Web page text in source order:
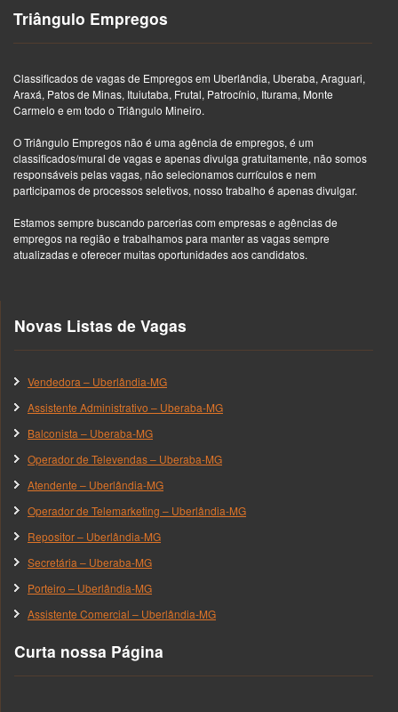
Triângulo Empregos
Classificados de vagas de Empregos em Uberlândia, Uberaba, Araguari,
Araxá, Patos de Minas, Ituiutaba, Frutal, Patrocínio, Iturama, Monte
Carmelo e em todo o Triângulo Mineiro.
O Triângulo Empregos não é uma agência de empregos, é um
classificados/mural de vagas e apenas divulga gratuitamente, não somos
responsáveis pelas vagas, não selecionamos currículos e nem
participamos de processos seletivos, nosso trabalho é apenas divulgar.
Estamos sempre buscando parcerias com empresas e agências de
empregos na região e trabalhamos para manter as vagas sempre
atualizadas e oferecer muitas oportunidades aos candidatos.
Novas Listas de Vagas
Vendedora – Uberlândia-MG
Assistente Administrativo – Uberaba-MG
Balconista – Uberaba-MG
Operador de Televendas – Uberaba-MG
Atendente – Uberlândia-MG
Operador de Telemarketing – Uberlândia-MG
Repositor – Uberlândia-MG
Secretária – Uberaba-MG
Porteiro – Uberlândia-MG
Assistente Comercial – Uberlândia-MG
Curta nossa Página